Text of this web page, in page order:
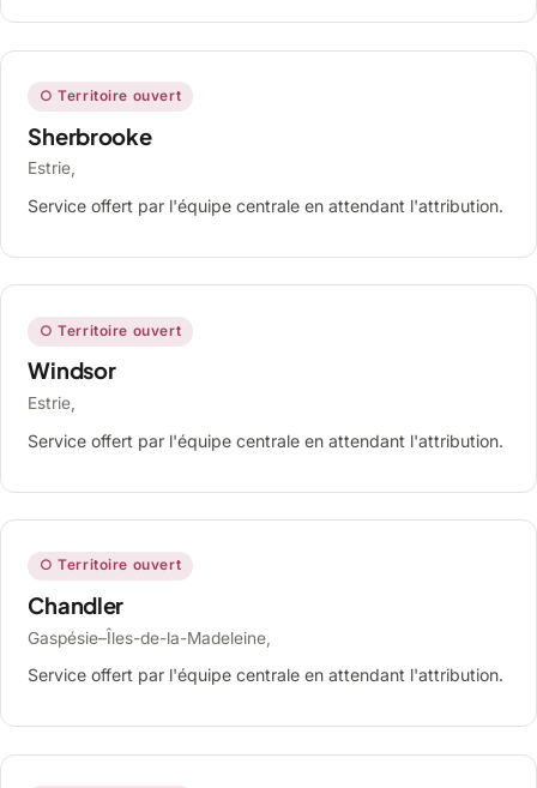
○ Territoire ouvert
Sherbrooke
Estrie,
Service offert par l'équipe centrale en attendant l'attribution.
○ Territoire ouvert
Windsor
Estrie,
Service offert par l'équipe centrale en attendant l'attribution.
○ Territoire ouvert
Chandler
Gaspésie–Îles-de-la-Madeleine,
Service offert par l'équipe centrale en attendant l'attribution.